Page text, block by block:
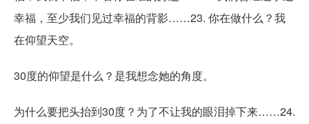
幸福，至少我们见过幸福的背影……23. 你在做什么？我
在仰望天空。
30度的仰望是什么？是我想念她的角度。
为什么要把头抬到30度？为了不让我的眼泪掉下来……24.